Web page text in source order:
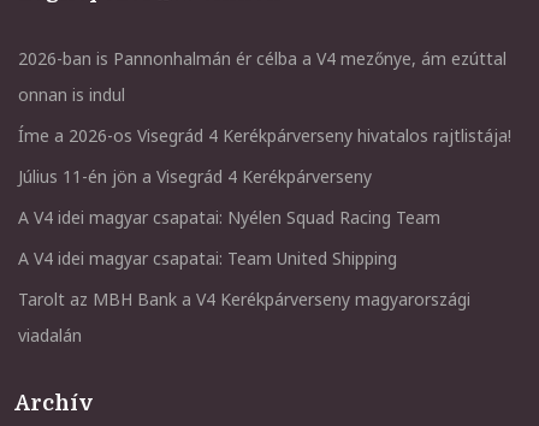
2026-ban is Pannonhalmán ér célba a V4 mezőnye, ám ezúttal
onnan is indul
Íme a 2026-os Visegrád 4 Kerékpárverseny hivatalos rajtlistája!
Július 11-én jön a Visegrád 4 Kerékpárverseny
A V4 idei magyar csapatai: Nyélen Squad Racing Team
A V4 idei magyar csapatai: Team United Shipping
Tarolt az MBH Bank a V4 Kerékpárverseny magyarországi
viadalán
Archív